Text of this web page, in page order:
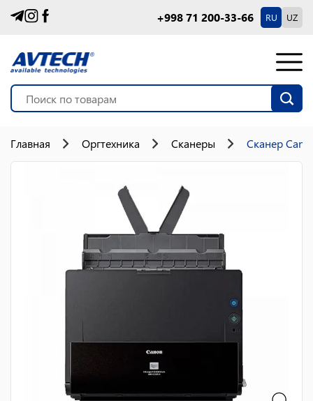
+998 71 200-33-66 RU UZ
Главная Оргтехника Сканеры Сканер